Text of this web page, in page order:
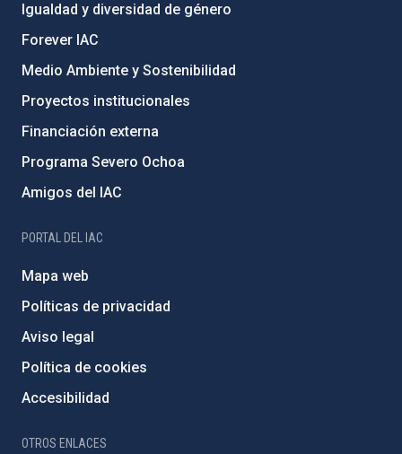
Igualdad y diversidad de género
Forever IAC
Medio Ambiente y Sostenibilidad
Proyectos institucionales
Financiación externa
Programa Severo Ochoa
Amigos del IAC
PORTAL DEL IAC
Mapa web
Políticas de privacidad
Aviso legal
Política de cookies
Accesibilidad
OTROS ENLACES